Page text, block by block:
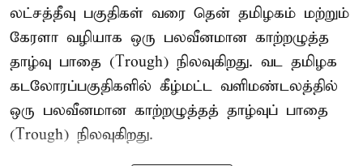
லட்சத்தீவு பகுதிகள் வரை தென் தமிழகம் மற்றும்
கேரளா வழியாக ஒரு பலவீனமான காற்றழுத்த
தாழ்வு பாதை (Trough) நிலவுகிறது. வட தமிழக
கடலோரப்பகுதிகளில் கீழ்மட்ட வளிமண்டலத்தில்
ஒரு பலவீனமான காற்றழுத்தத் தாழ்வுப் பாதை
(Trough) நிலவுகிறது.